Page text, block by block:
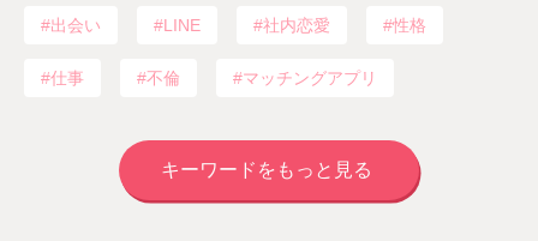
出会い LINE 社内恋愛 性格
仕事 不倫 マッチングアプリ
キーワードをもっと見る